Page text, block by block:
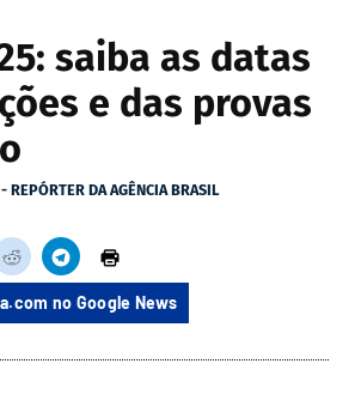
saiba as datas
e das provas
REPÓRTER DA AGÊNCIA BRASIL
no Google News